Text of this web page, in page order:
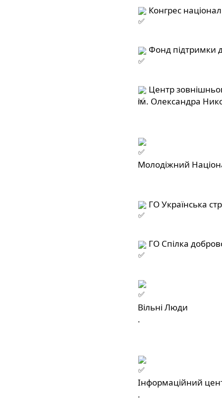
Конгрес
Фонд підтримки
Центр
ім. Олександра
Молодіжний
ГО Українська
ГО Спілка
Вільні Люди
.
Інформаційний
.